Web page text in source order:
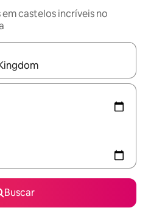
castelos incríveis no
disponíveis, explore-os
Buscar